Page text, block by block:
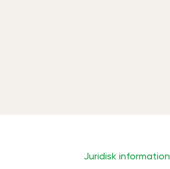
Juridisk information